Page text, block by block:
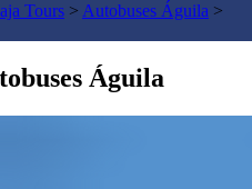
Tours > Autobuses Águila >
Águila